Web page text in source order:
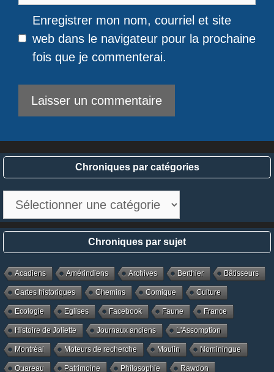
Enregistrer mon nom, courriel et site
web dans le navigateur pour la prochaine
fois que je commenterai.
Chroniques par catégories
catégories
Chroniques par sujet
Acadiens Amérindiens Archives Berthier Bâtisseurs
Cartes historiques Chemins Comique Culture
Ecologie Eglises Facebook Faune France
Histoire de Joliette Journaux anciens L'Assomption
Montréal Moteurs de recherche Moulin Nominingue
Ouareau Patrimoine Philosophie Rawdon